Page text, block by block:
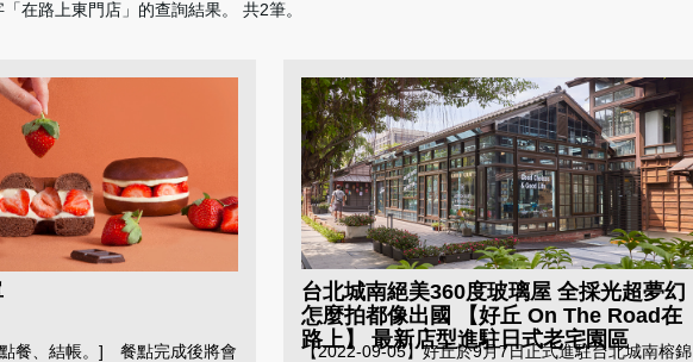
「在路上東門店」的查詢結果。 共2筆。
餐、結帳。] 餐點完成後將會
台北城南絕美360度玻璃屋 全採光超夢幻
怎麼拍都像出國 【好丘 On The Road在
路上】 最新店型進駐日式老宅園區
【2022-09-05】好丘於9月7日正式進駐台北城南榕錦